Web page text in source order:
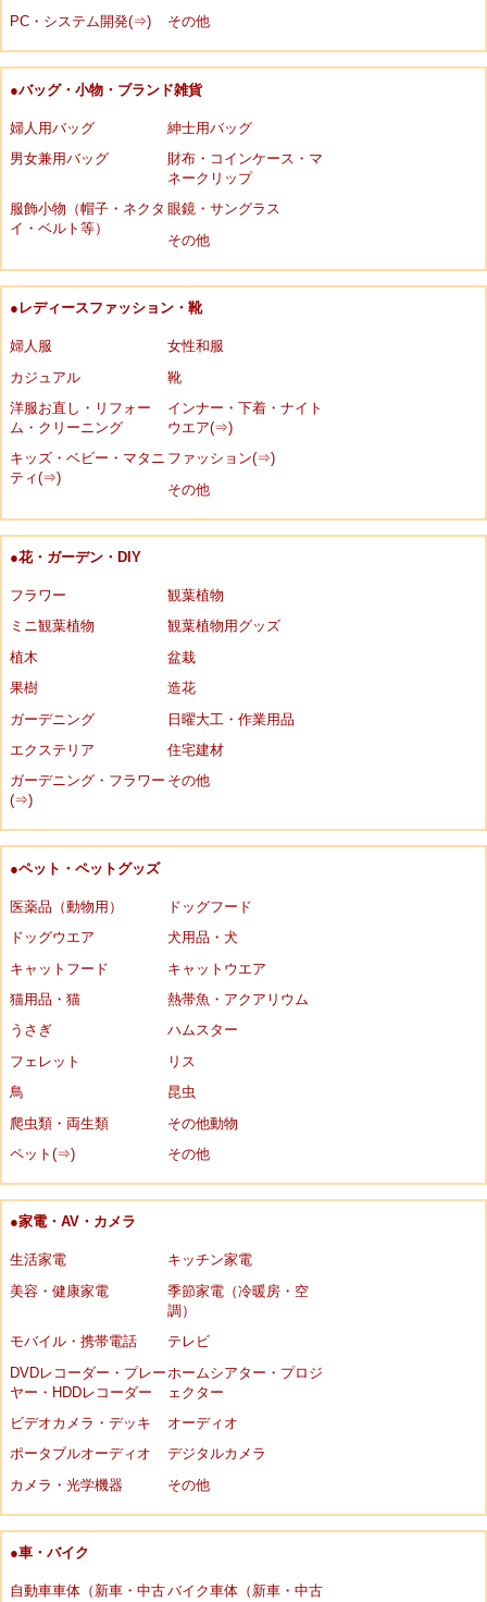
PC・システム開発(⇒)
その他
●バッグ・小物・ブランド雑貨
婦人用バッグ
紳士用バッグ
男女兼用バッグ
財布・コインケース・マ
ネークリップ
服飾小物（帽子・ネクタ
イ・ベルト等）
眼鏡・サングラス
その他
●レディースファッション・靴
婦人服
女性和服
カジュアル
靴
洋服お直し・リフォー
ム・クリーニング
インナー・下着・ナイト
ウエア(⇒)
キッズ・ベビー・マタニ
ティ(⇒)
ファッション(⇒)
その他
●花・ガーデン・DIY
フラワー
観葉植物
ミニ観葉植物
観葉植物用グッズ
植木
盆栽
果樹
造花
ガーデニング
日曜大工・作業用品
エクステリア
住宅建材
ガーデニング・フラワー
(⇒)
その他
●ペット・ペットグッズ
医薬品（動物用）
ドッグフード
ドッグウエア
犬用品・犬
キャットフード
キャットウエア
猫用品・猫
熱帯魚・アクアリウム
うさぎ
ハムスター
フェレット
リス
鳥
昆虫
爬虫類・両生類
その他動物
ペット(⇒)
その他
●家電・AV・カメラ
生活家電
キッチン家電
美容・健康家電
季節家電（冷暖房・空
調）
モバイル・携帯電話
テレビ
DVDレコーダー・プレー
ヤー・HDDレコーダー
ホームシアター・プロジ
ェクター
ビデオカメラ・デッキ
オーディオ
ポータブルオーディオ
デジタルカメラ
カメラ・光学機器
その他
●車・バイク
自動車車体（新車・中古バイク車体（新車・中古